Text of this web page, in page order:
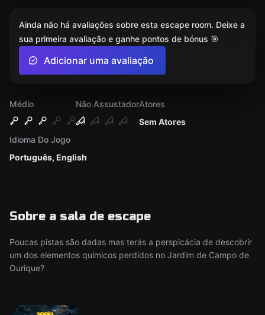
Médio
Não Assustador
Sem Atores
Atores
Português, English
Idioma Do Jogo
Sobre a sala de escape
Poucas pistas são dadas mas terás a perspicácia de descobrir
um dos elementos químicos perdidos no Jardim de Campo de
Ourique?
Ainda não há avaliações sobre esta escape room. Deixe a
sua primeira avaliação e ganhe pontos de bónus 🎯
Adicionar uma avaliação